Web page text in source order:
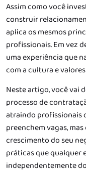
Assim como você
construir
aplica os mesmos
profissionais. Em vez
uma experiência que
com a cultura e
Neste artigo, você vai
processo de
atraindo profissionais
preenchem vagas,
crescimento do seu
práticas que qualquer
independentemente